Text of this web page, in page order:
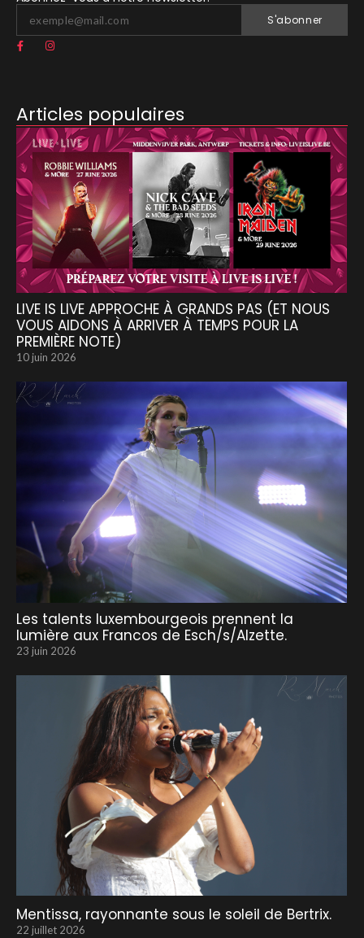
S'abonner
Articles populaires
LIVE IS LIVE APPROCHE À GRANDS PAS (ET NOUS
VOUS AIDONS À ARRIVER À TEMPS POUR LA
PREMIÈRE NOTE)
10 juin 2026
Les talents luxembourgeois prennent la
lumière aux Francos de Esch/s/Alzette.
23 juin 2026
Mentissa, rayonnante sous le soleil de Bertrix.
22 juillet 2026